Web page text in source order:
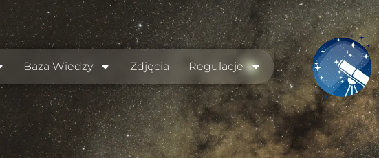
Baza Wiedzy Zdjęcia Regulacje